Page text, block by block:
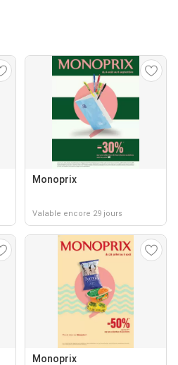
Monoprix
Valable encore 29 jours
Monoprix